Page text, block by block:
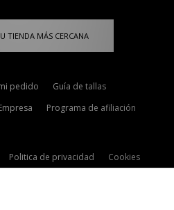
TIENDA MÁS CERCANA
pedido
Guía de tallas
Programa de afiliación
Politica de privacidad
Cookies